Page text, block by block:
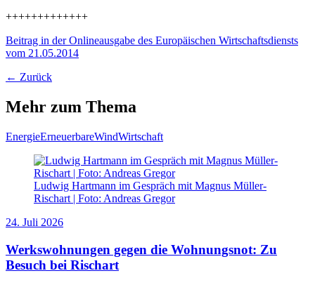
+++++++++++++
Beitrag in der Onlineausgabe des Europäischen Wirtschaftsdiensts
vom 21.05.2014
← Zurück
Mehr zum Thema
EnergieErneuerbareWindWirtschaft
Ludwig Hartmann im Gespräch mit Magnus Müller-
Rischart | Foto: Andreas Gregor
24. Juli 2026
Werkswohnungen gegen die Wohnungsnot: Zu
Besuch bei Rischart